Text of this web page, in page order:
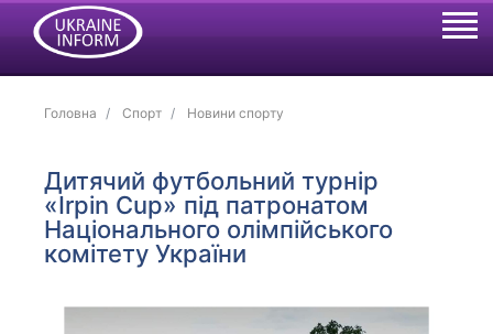
Головна Спорт Новини спорту
Дитячий футбольний турнір
«Irpin Cup» під патронатом
Національного олімпійського
комітету України